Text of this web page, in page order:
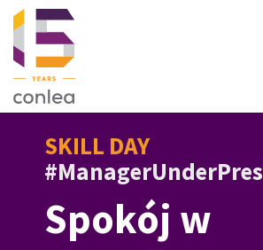
SKILL DAY
Spokój w